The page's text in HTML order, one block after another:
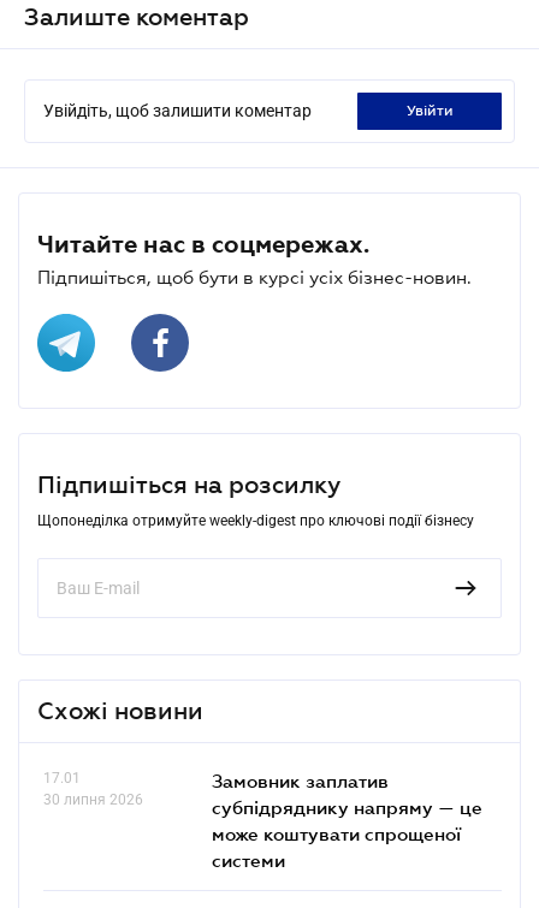
Залиште коментар
Увійдіть, щоб залишити коментар увійти
Читайте нас в соцмережах.
Підпишіться, щоб бути в курсі усіх бізнес-новин.
Підпишіться на розсилку
Щопонеділка отримуйте weekly-digest про ключові події бізнесу
Схожі новини
17.01
30 липня 2026
Замовник заплатив
субпідряднику напряму — це
може коштувати спрощеної
системи